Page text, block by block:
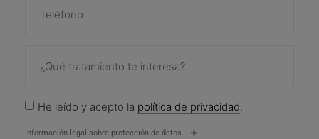
He leído y acepto la política de privacidad.
Información legal sobre protección de datos